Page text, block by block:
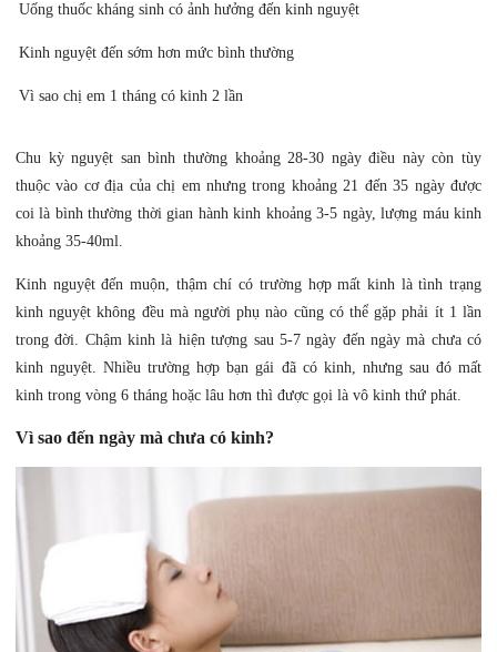
Uống thuốc kháng sinh có ảnh hưởng đến kinh nguyệt
Kinh nguyệt đến sớm hơn mức bình thường
Vì sao chị em 1 tháng có kinh 2 lần
Chu kỳ nguyệt san bình thường khoảng 28-30 ngày điều này còn tùy
thuộc vào cơ địa của chị em nhưng trong khoảng 21 đến 35 ngày được
coi là bình thường thời gian hành kinh khoảng 3-5 ngày, lượng máu kinh
khoảng 35-40ml.
Kinh nguyệt đến muộn, thậm chí có trường hợp mất kinh là tình trạng
kinh nguyệt không đều mà người phụ nào cũng có thể gặp phải ít 1 lần
trong đời. Chậm kinh là hiện tượng sau 5-7 ngày đến ngày mà chưa có
kinh nguyệt. Nhiều trường hợp bạn gái đã có kinh, nhưng sau đó mất
kinh trong vòng 6 tháng hoặc lâu hơn thì được gọi là vô kinh thứ phát.
Vì sao đến ngày mà chưa có kinh?